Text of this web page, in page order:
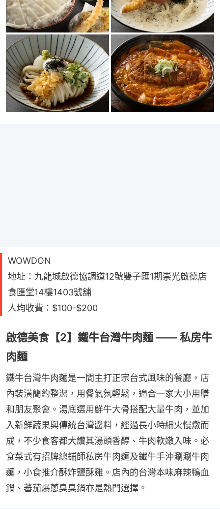
WOWDON
地址：九龍城啟德協調道12號雙子匯1期崇光啟德店
食匯堂14樓1403號舖
人均收費：$100-$200
啟德美食【2】鐵牛台灣牛肉麵 —— 私房牛
肉麵
鐵牛台灣牛肉麵是一間主打正宗台式風味的餐廳，店
內裝潢簡約整潔，用餐氣氛輕鬆，適合一家大小用膳
和朋友聚會。湯底選用鮮牛大骨搭配大量牛肉，並加
入新鮮蔬果與傳統台灣醬料，經過長小時細火慢燉而
成，不少食客都大讚其湯頭香醇、牛肉軟嫩入味。必
食菜式有招牌總鋪師私房牛肉麵及鐵牛手沖涮涮牛肉
麵，小食推介酥炸鹽酥雞。店內的台灣本味麻辣鴨血
鍋、蕃茄爆蔥臭臭鍋亦是熱門選擇。